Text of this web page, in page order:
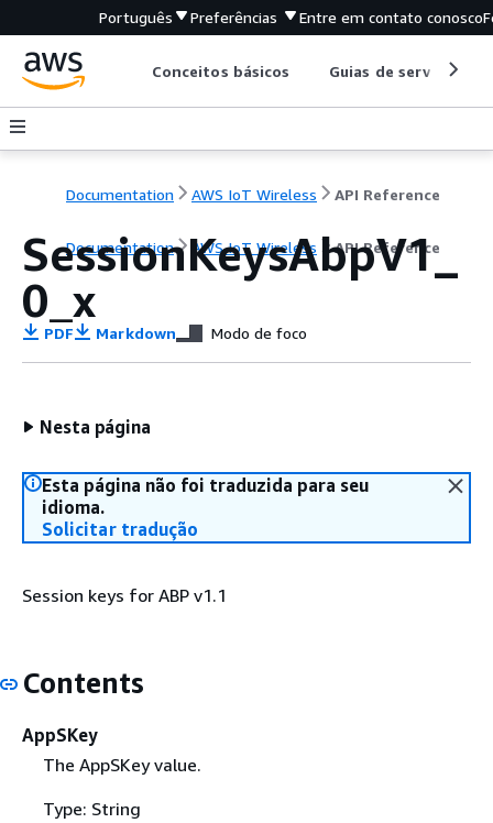
Português Preferências Entre em contato conosco
Conceitos básicos Guias de serviço
Documentation AWS IoT Wireless API Reference
Documentation AWS IoT Wireless API Reference
SessionKeysAbpV1_
0_x
PDF Markdown Modo de foco
Nesta página
Esta página não foi traduzida para seu
idioma.
Solicitar tradução
Session keys for ABP v1.1
Contents
AppSKey
The AppSKey value.
Type: String